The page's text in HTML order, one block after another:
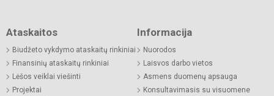
Ataskaitos
Biudžeto vykdymo ataskaitų rinkiniai
Finansinių ataskaitų rinkiniai
Lėšos veiklai viešinti
Projektai
Informacija
Nuorodos
Laisvos darbo vietos
Asmens duomenų apsauga
Konsultavimasis su visuomene